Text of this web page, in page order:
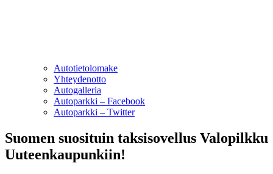
Autotietolomake
Yhteydenotto
Autogalleria
Autoparkki – Facebook
Autoparkki – Twitter
Suomen suosituin taksisovellus Valopilkku
Uuteenkaupunkiin!